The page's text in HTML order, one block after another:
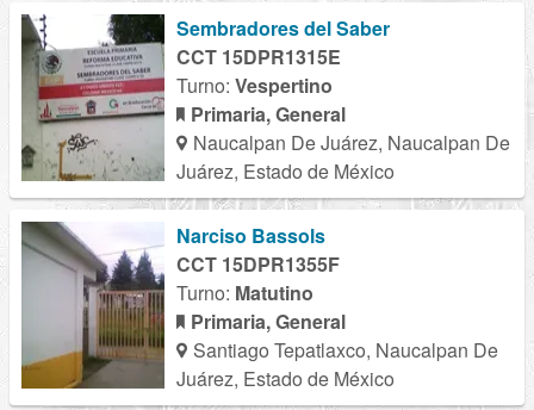
Sembradores del Saber
CCT 15DPR1315E
Turno: Vespertino
Primaria, General
Naucalpan De Juárez, Naucalpan De
Juárez, Estado de México
Narciso Bassols
CCT 15DPR1355F
Turno: Matutino
Primaria, General
Santiago Tepatlaxco, Naucalpan De
Juárez, Estado de México